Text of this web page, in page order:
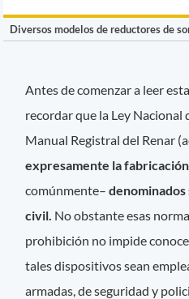
Diversos modelos de reductores de
Antes de comenzar a leer
recordar que la Ley Nacional
Manual Registral del Renar
expresamente la
comúnmente–
civil. No obstante esas
prohibición no impide
tales dispositivos sean
armadas, de seguridad y